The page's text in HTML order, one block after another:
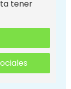
tener